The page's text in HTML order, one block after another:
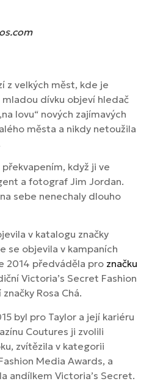
z velkých měst, kde je
dívku objeví hledač
lovu“ nových zajímavých
města a nikdy netoužila
když ji ve
a fotograf Jim Jordan.
sebe nenechaly dlouho
v katalogu značky
se objevila v kampaních
2014 předváděla pro značku
Victoria’s Secret Fashion
Rosa Chá.
byl pro Taylor a její kariéru
Coutures ji zvolili
zvítězila v kategorii
Media Awards, a
andílkem Victoria’s Secret.